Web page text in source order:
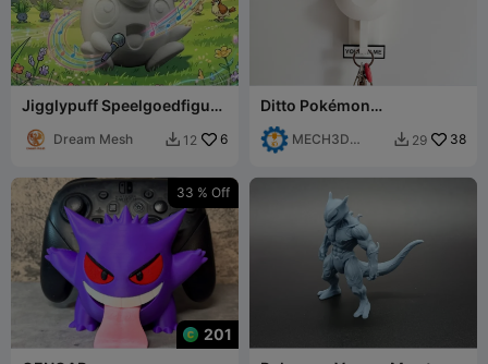
Jigglypuff Speelgoedfiguur
WezenDream Mesh  12 6
Ditto Pokémon
Muursleutelhanger voor
Thuis - Ditto en Masterball
MECH3D
 29 38
33 % Off
201